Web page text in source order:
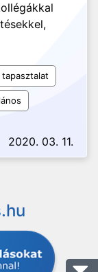
2020. 03. 11.